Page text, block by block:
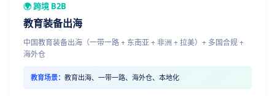
🌍 跨境 B2B
教育装备出海
中国教育装备出海（一带一路 + 东南亚 + 非洲 + 拉美）+ 多国合规 +
海外仓
教育场景： 教育出海、一带一路、海外仓、本地化